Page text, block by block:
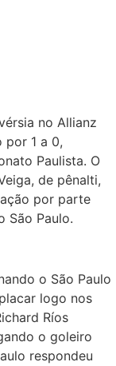
no Allianz
por 1 a 0,
Paulista. O
de pênalti,
por parte
São Paulo.
o São Paulo
logo nos
Ríos
o goleiro
respondeu